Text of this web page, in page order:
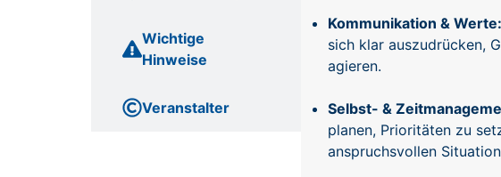
Wichtige
Hinweise
Veranstalter
Kommunikation &
sich klar auszudrücken,
agieren.
Selbst- &
planen, Prioritäten zu
anspruchsvollen